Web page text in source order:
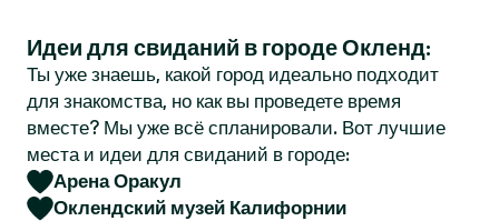
r
Идеи для свиданий в городе Окленд:
Ты уже знаешь, какой город идеально подходит
для знакомства, но как вы проведете время
вместе? Мы уже всё спланировали. Вот лучшие
места и идеи для свиданий в городе:
Арена Оракул
Оклендский музей Калифорнии